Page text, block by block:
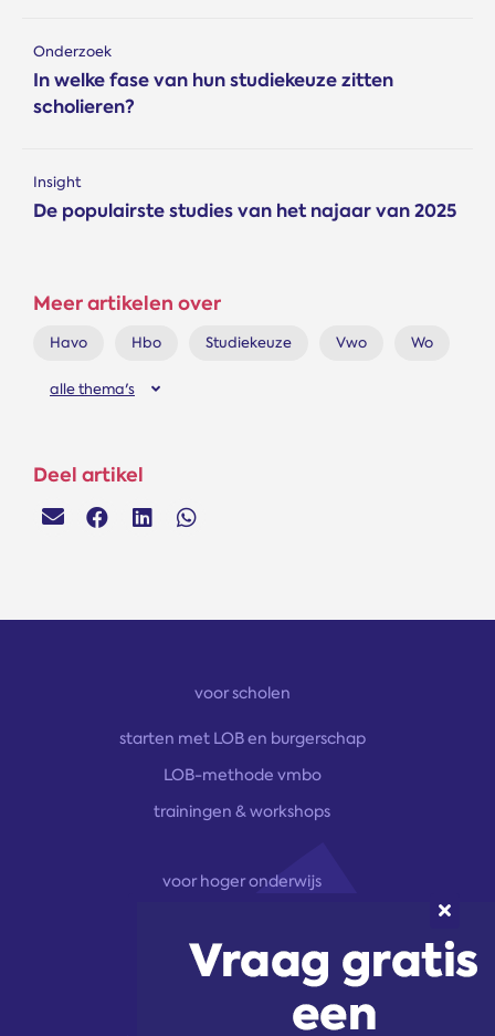
Onderzoek
In welke fase van hun studiekeuze zitten
scholieren?
Insight
De populairste studies van het najaar van 2025
Meer artikelen over
Havo Hbo Studiekeuze Vwo Wo
alle thema's
Deel artikel
voor scholen
starten met LOB en burgerschap
LOB-methode vmbo
trainingen & workshops
voor hoger onderwijs
marketingoplossingen
trainingen & workshops